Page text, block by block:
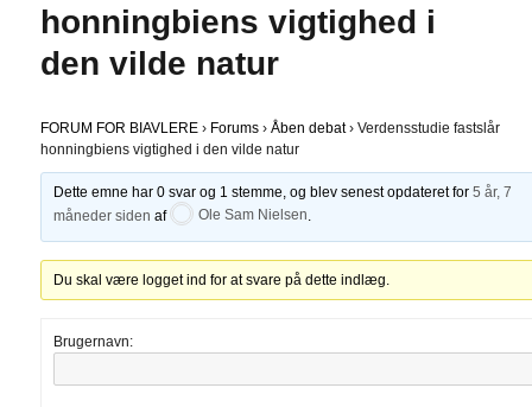
honningbiens vigtighed i
den vilde natur
FORUM FOR BIAVLERE › Forums › Åben debat › Verdensstudie fastslår
honningbiens vigtighed i den vilde natur
Dette emne har 0 svar og 1 stemme, og blev senest opdateret for 5 år, 7
måneder siden af Ole Sam Nielsen
Du skal være logget ind for at svare på dette indlæg.
Brugernavn: